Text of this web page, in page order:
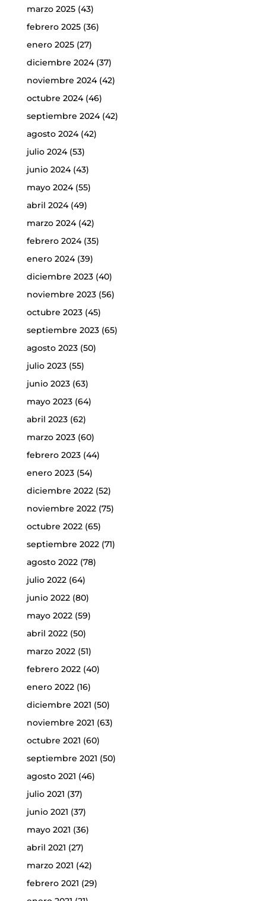
marzo 2025(43)
febrero 2025(36)
enero 2025(27)
diciembre 2024(37)
noviembre 2024(42)
octubre 2024(46)
septiembre 2024(42)
agosto 2024(42)
julio 2024(53)
junio 2024(43)
mayo 2024(55)
abril 2024(49)
marzo 2024(42)
febrero 2024(35)
enero 2024(39)
diciembre 2023(40)
noviembre 2023(56)
octubre 2023(45)
septiembre 2023(65)
agosto 2023(50)
julio 2023(55)
junio 2023(63)
mayo 2023(64)
abril 2023(62)
marzo 2023(60)
febrero 2023(44)
enero 2023(54)
diciembre 2022(52)
noviembre 2022(75)
octubre 2022(65)
septiembre 2022(71)
agosto 2022(78)
julio 2022(64)
junio 2022(80)
mayo 2022(59)
abril 2022(50)
marzo 2022(51)
febrero 2022(40)
enero 2022(16)
diciembre 2021 (50)
noviembre 2021 (63)
octubre 2021 (60)
septiembre 2021 (50)
agosto 2021 (46)
julio 2021 (37)
junio 2021 (37)
mayo 2021 (36)
abril 2021 (27)
marzo 2021 (42)
febrero 2021 (29)